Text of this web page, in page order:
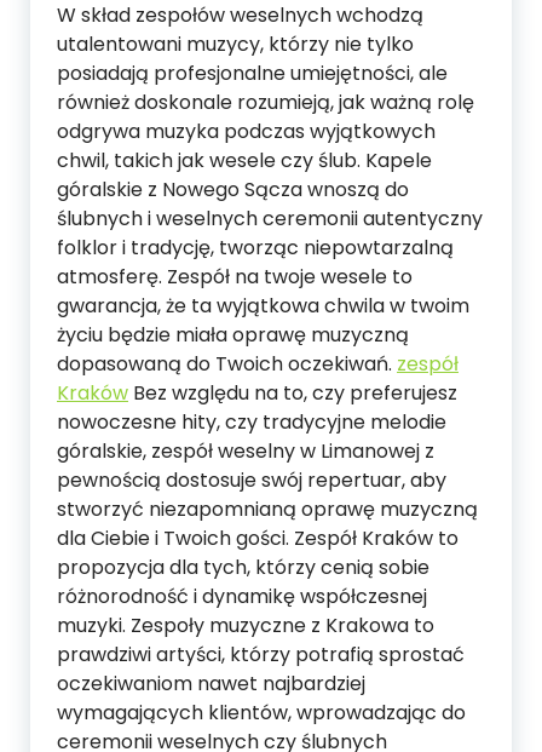
W skład zespołów weselnych wchodzą
utalentowani muzycy, którzy nie tylko
posiadają profesjonalne umiejętności, ale
również doskonale rozumieją, jak ważną rolę
odgrywa muzyka podczas wyjątkowych
chwil, takich jak wesele czy ślub. Kapele
góralskie z Nowego Sącza wnoszą do
ślubnych i weselnych ceremonii autentyczny
folklor i tradycję, tworząc niepowtarzalną
atmosferę. Zespół na twoje wesele to
gwarancja, że ta wyjątkowa chwila w twoim
życiu będzie miała oprawę muzyczną
dopasowaną do Twoich oczekiwań. zespół
Kraków Bez względu na to, czy preferujesz
nowoczesne hity, czy tradycyjne melodie
góralskie, zespół weselny w Limanowej z
pewnością dostosuje swój repertuar, aby
stworzyć niezapomnianą oprawę muzyczną
dla Ciebie i Twoich gości. Zespół Kraków to
propozycja dla tych, którzy cenią sobie
różnorodność i dynamikę współczesnej
muzyki. Zespoły muzyczne z Krakowa to
prawdziwi artyści, którzy potrafią sprostać
oczekiwaniom nawet najbardziej
wymagających klientów, wprowadzając do
ceremonii weselnych czy ślubnych